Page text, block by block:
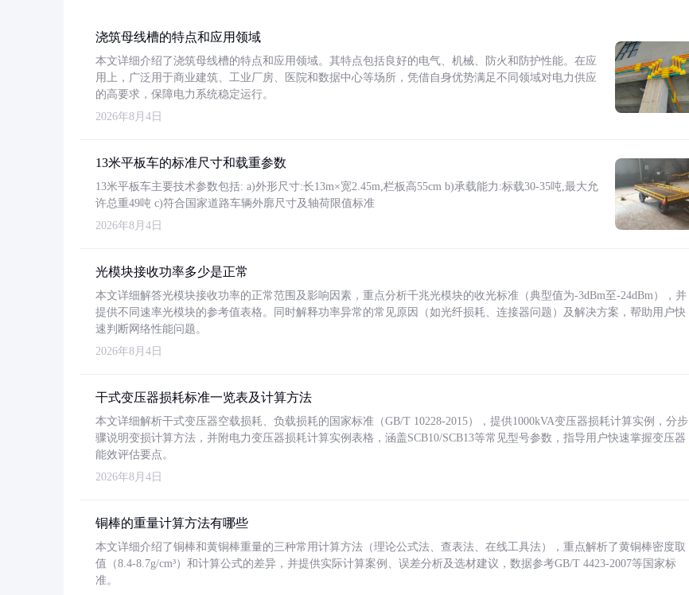
浇筑母线槽的特点和应用领域
本文详细介绍了浇筑母线槽的特点和应用领域。其特点包括良好的电气、机械、防火和防护性能。在应
用上，广泛用于商业建筑、工业厂房、医院和数据中心等场所，凭借自身优势满足不同领域对电力供应
的高要求，保障电力系统稳定运行。
2026年8月4日
13米平板车的标准尺寸和载重参数
13米平板车主要技术参数包括: a)外形尺寸:长13m×宽2.45m,栏板高55cm b)承载能力:标载30-35吨,最大允
许总重49吨 c)符合国家道路车辆外廓尺寸及轴荷限值标准
2026年8月4日
光模块接收功率多少是正常
本文详细解答光模块接收功率的正常范围及影响因素，重点分析千兆光模块的收光标准（典型值为-3dBm至-24dBm），并
提供不同速率光模块的参考值表格。同时解释功率异常的常见原因（如光纤损耗、连接器问题）及解决方案，帮助用户快
速判断网络性能问题。
2026年8月4日
干式变压器损耗标准一览表及计算方法
本文详细解析干式变压器空载损耗、负载损耗的国家标准（GB/T 10228-2015），提供1000kVA变压器损耗计算实例，分步
骤说明变损计算方法，并附电力变压器损耗计算实例表格，涵盖SCB10/SCB13等常见型号参数，指导用户快速掌握变压器
能效评估要点。
2026年8月4日
铜棒的重量计算方法有哪些
本文详细介绍了铜棒和黄铜棒重量的三种常用计算方法（理论公式法、查表法、在线工具法），重点解析了黄铜棒密度取
值（8.4-8.7g/cm³）和计算公式的差异，并提供实际计算案例、误差分析及选材建议，数据参考GB/T 4423-2007等国家标
准。